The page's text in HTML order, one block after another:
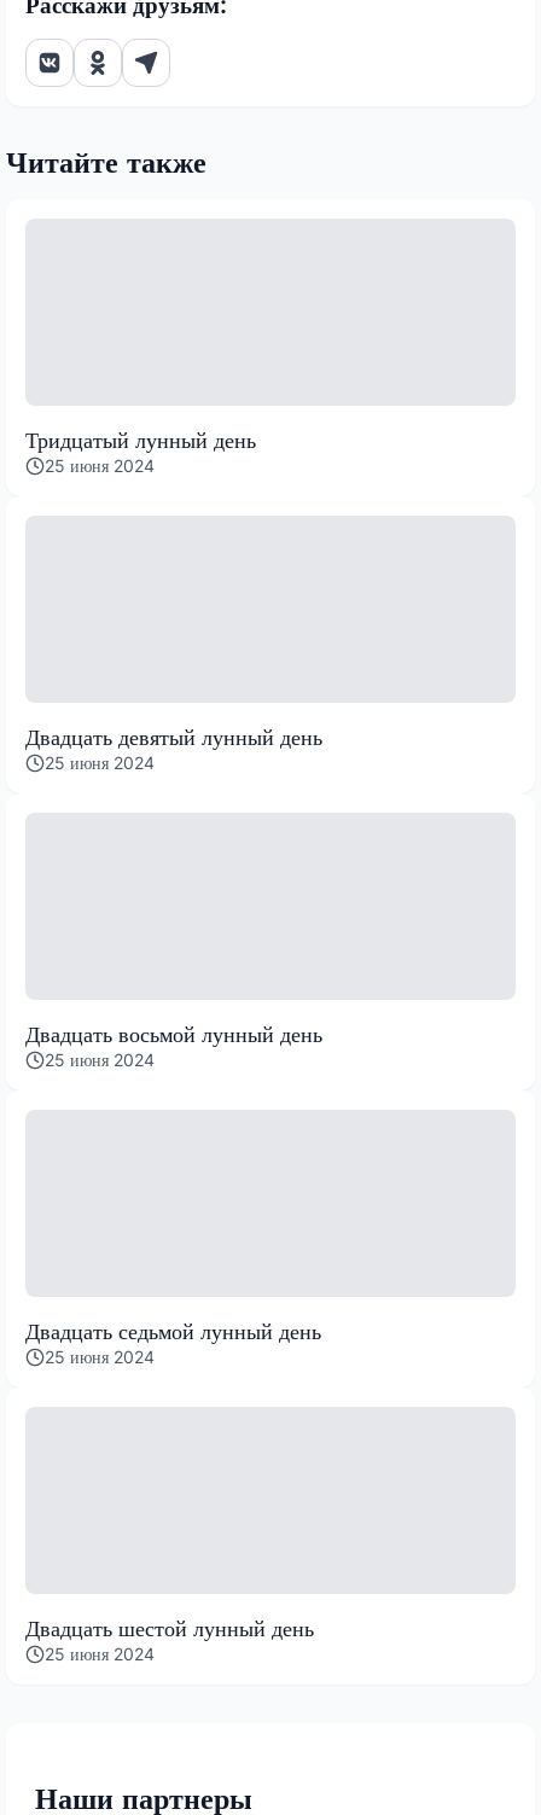
Читайте также
Тридцатый лунный день
25 июня 2024
Двадцать девятый лунный день
25 июня 2024
Двадцать восьмой лунный день
25 июня 2024
Двадцать седьмой лунный день
25 июня 2024
Двадцать шестой лунный день
25 июня 2024
Наши партнеры